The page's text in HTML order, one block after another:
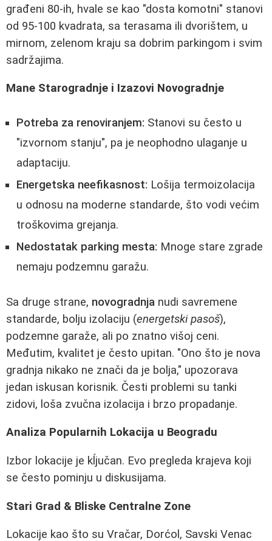
građeni 80-ih, hvale se kao "dosta komotni" stanovi
od 95-100 kvadrata, sa terasama ili dvorištem, u
mirnom, zelenom kraju sa dobrim parkingom i svim
sadržajima.
Mane Starogradnje i Izazovi Novogradnje
Potreba za renoviranjem: Stanovi su često u
"izvornom stanju", pa je neophodno ulaganje u
adaptaciju.
Energetska neefikasnost: Lošija termoizolacija
u odnosu na moderne standarde, što vodi većim
troškovima grejanja.
Nedostatak parking mesta: Mnoge stare zgrade
nemaju podzemnu garažu.
Sa druge strane, novogradnja nudi savremene
standarde, bolju izolaciju (energetski pasoš),
podzemne garaže, ali po znatno višoj ceni.
Međutim, kvalitet je često upitan. "Ono što je nova
gradnja nikako ne znači da je bolja," upozorava
jedan iskusan korisnik. Česti problemi su tanki
zidovi, loša zvučna izolacija i brzo propadanje.
Analiza Popularnih Lokacija u Beogradu
Izbor lokacije je kĺjučan. Evo pregleda krajeva koji
se često pominju u diskusijama.
Stari Grad & Bliske Centralne Zone
Lokacije kao što su Vračar, Dorćol, Savski Venac